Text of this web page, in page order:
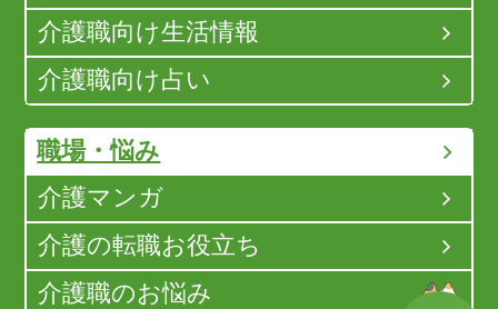
介護職向け生活情報
介護職向け占い
職場・悩み
介護マンガ
介護の転職お役立ち
介護職のお悩み